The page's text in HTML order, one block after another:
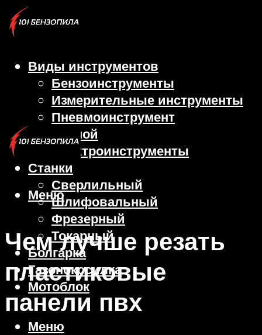
Виды инструментов
Бензоинструменты
Измерительные инструменты
Пневмоинструмент
Ручной
Электроинструменты
Станки
Сверлильный
Шлифовальный
Фрезерный
Токарный
Болгарка
Газонокосилка
Мотоблок
Меню
Меню
Чем лучше резать
пластиковые
панели пвх